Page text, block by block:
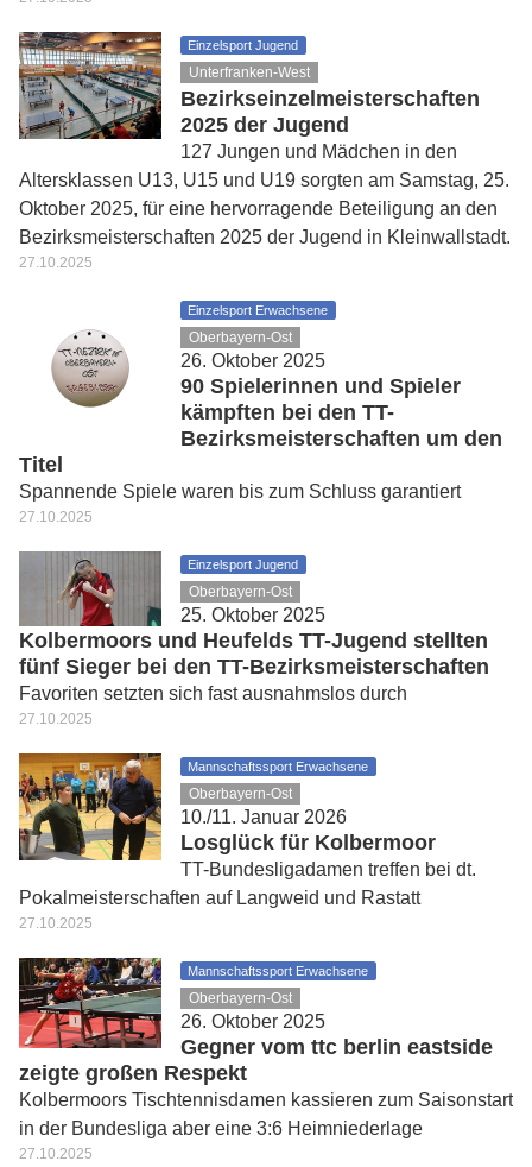
Einzelsport Jugend
Unterfranken-West
Bezirkseinzelmeisterschaften
2025 der Jugend
127 Jungen und Mädchen in den
Altersklassen U13, U15 und U19 sorgten am Samstag, 25.
Oktober 2025, für eine hervorragende Beteiligung an den
Bezirksmeisterschaften 2025 der Jugend in Kleinwallstadt.
27.10.2025
Einzelsport Erwachsene
Oberbayern-Ost
26. Oktober 2025
90 Spielerinnen und Spieler
kämpften bei den TT-
Bezirksmeisterschaften um den
Titel
Spannende Spiele waren bis zum Schluss garantiert
27.10.2025
Einzelsport Jugend
Oberbayern-Ost
25. Oktober 2025
Kolbermoors und Heufelds TT-Jugend stellten
fünf Sieger bei den TT-Bezirksmeisterschaften
Favoriten setzten sich fast ausnahmslos durch
27.10.2025
Mannschaftssport Erwachsene
Oberbayern-Ost
10./11. Januar 2026
Losglück für Kolbermoor
TT-Bundesligadamen treffen bei dt.
Pokalmeisterschaften auf Langweid und Rastatt
27.10.2025
Mannschaftssport Erwachsene
Oberbayern-Ost
26. Oktober 2025
Gegner vom ttc berlin eastside
zeigte großen Respekt
Kolbermoors Tischtennisdamen kassieren zum Saisonstart
in der Bundesliga aber eine 3:6 Heimniederlage
27.10.2025